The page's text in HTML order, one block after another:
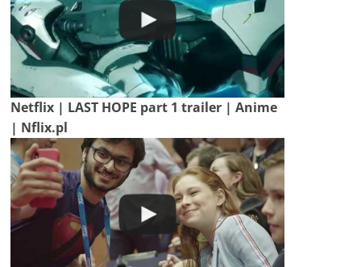
Netflix | LAST HOPE part 1 trailer | Anime
| Nflix.pl